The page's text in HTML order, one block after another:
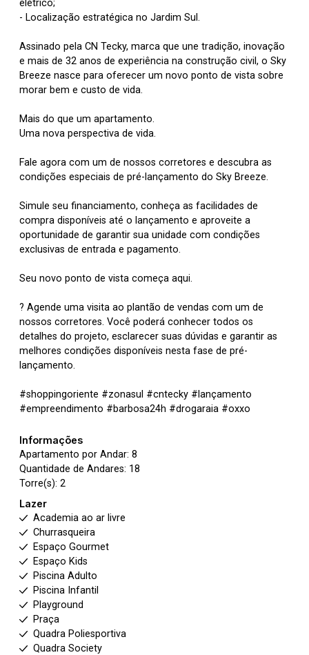
elétrico;
- Localização estratégica no Jardim Sul.
Assinado pela CN Tecky, marca que une tradição, inovação
e mais de 32 anos de experiência na construção civil, o Sky
Breeze nasce para oferecer um novo ponto de vista sobre
morar bem e custo de vida.
Mais do que um apartamento.
Uma nova perspectiva de vida.
Fale agora com um de nossos corretores e descubra as
condições especiais de pré-lançamento do Sky Breeze.
Simule seu financiamento, conheça as facilidades de
compra disponíveis até o lançamento e aproveite a
oportunidade de garantir sua unidade com condições
exclusivas de entrada e pagamento.
Seu novo ponto de vista começa aqui.
? Agende uma visita ao plantão de vendas com um de
nossos corretores. Você poderá conhecer todos os
detalhes do projeto, esclarecer suas dúvidas e garantir as
melhores condições disponíveis nesta fase de pré-
lançamento.
#shoppingoriente #zonasul #cntecky #lançamento
#empreendimento #barbosa24h #drogaraia #oxxo
Informações
Apartamento por Andar: 8
Quantidade de Andares: 18
Torre(s): 2
Lazer
Academia ao ar livre
Churrasqueira
Espaço Gourmet
Espaço Kids
Piscina Adulto
Piscina Infantil
Playground
Praça
Quadra Poliesportiva
Quadra Society